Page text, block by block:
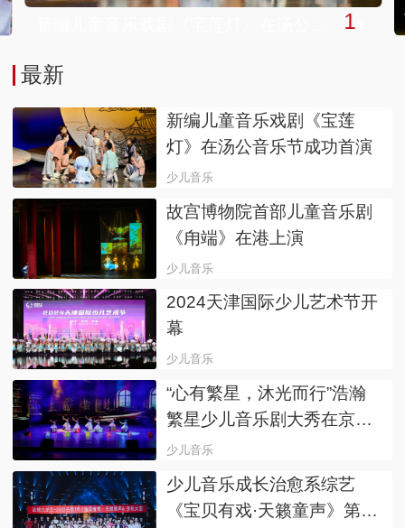
1
最新
新编儿童音乐戏剧《宝莲
灯》在汤公音乐节成功首演
少儿音乐
故宫博物院首部儿童音乐剧
《甪端》在港上演
少儿音乐
2024天津国际少儿艺术节开
幕
少儿音乐
“心有繁星，沐光而行”浩瀚
繁星少儿音乐剧大秀在京落
幕
少儿音乐
少儿音乐成长治愈系综艺
《宝贝有戏·天籁童声》第三